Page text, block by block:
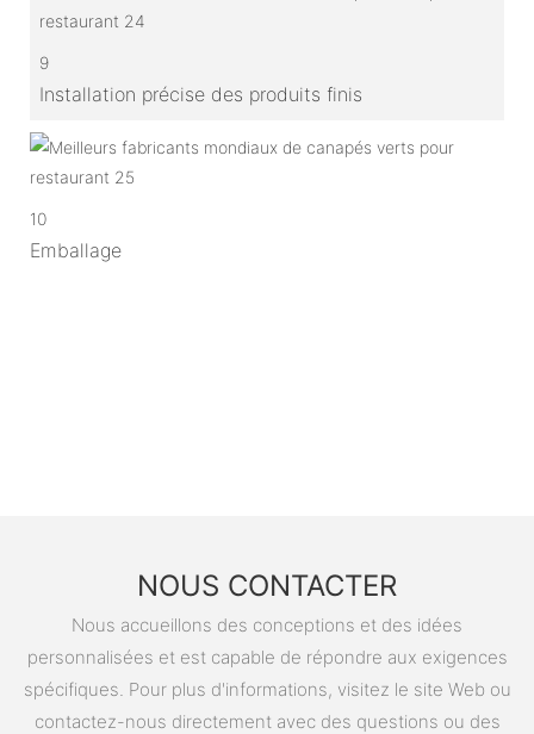
9
Installation précise des produits finis
10
Emballage
NOUS CONTACTER
Nous accueillons des conceptions et des idées
personnalisées et est capable de répondre aux exigences
spécifiques. Pour plus d'informations, visitez le site Web ou
contactez-nous directement avec des questions ou des